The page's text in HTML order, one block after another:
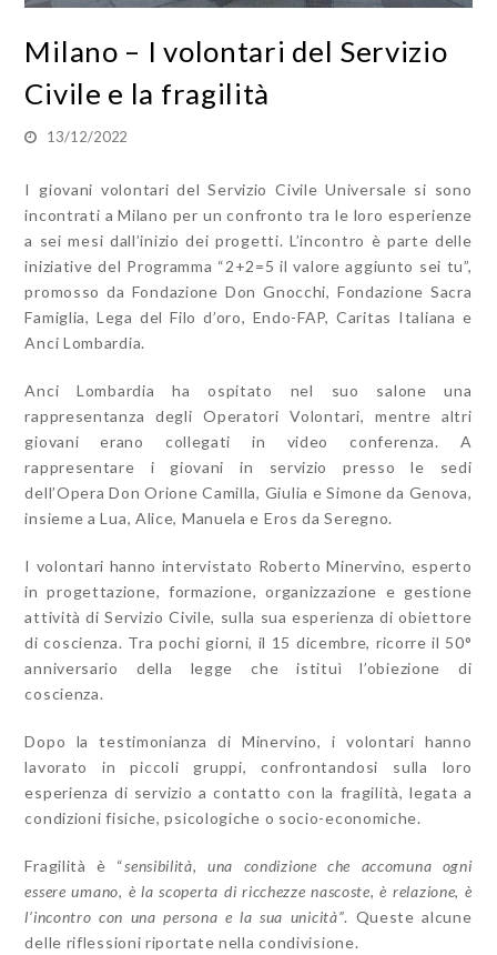
Milano – I volontari del Servizio
Civile e la fragilità
13/12/2022
I giovani volontari del Servizio Civile Universale si sono
incontrati a Milano per un confronto tra le loro esperienze
a sei mesi dall’inizio dei progetti. L’incontro è parte delle
iniziative del Programma “2+2=5 il valore aggiunto sei tu”,
promosso da Fondazione Don Gnocchi, Fondazione Sacra
Famiglia, Lega del Filo d’oro, Endo-FAP, Caritas Italiana e
Anci Lombardia.
Anci Lombardia ha ospitato nel suo salone una
rappresentanza degli Operatori Volontari, mentre altri
giovani erano collegati in video conferenza. A
rappresentare i giovani in servizio presso le sedi
dell’Opera Don Orione Camilla, Giulia e Simone da Genova,
insieme a Lua, Alice, Manuela e Eros da Seregno.
I volontari hanno intervistato Roberto Minervino, esperto
in progettazione, formazione, organizzazione e gestione
attività di Servizio Civile, sulla sua esperienza di obiettore
di coscienza. Tra pochi giorni, il 15 dicembre, ricorre il 50°
anniversario della legge che istituì l’obiezione di
coscienza.
Dopo la testimonianza di Minervino, i volontari hanno
lavorato in piccoli gruppi, confrontandosi sulla loro
esperienza di servizio a contatto con la fragilità, legata a
condizioni fisiche, psicologiche o socio-economiche.
Fragilità è “sensibilità, una condizione che accomuna ogni
essere umano, è la scoperta di ricchezze nascoste, è relazione, è
l’incontro con una persona e la sua unicità”. Queste alcune
delle riflessioni riportate nella condivisione.